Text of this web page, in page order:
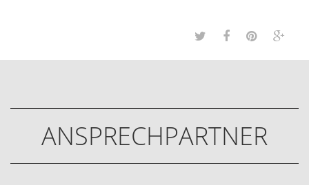
ANSPRECHPARTNER